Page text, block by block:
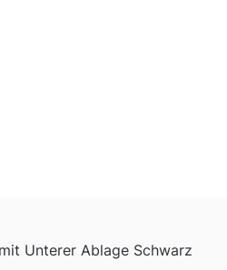
Unterer Ablage Schwarz